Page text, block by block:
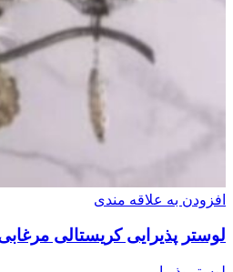
افزودن به علاقه مندی
لوستر پذیرایی کریستالی